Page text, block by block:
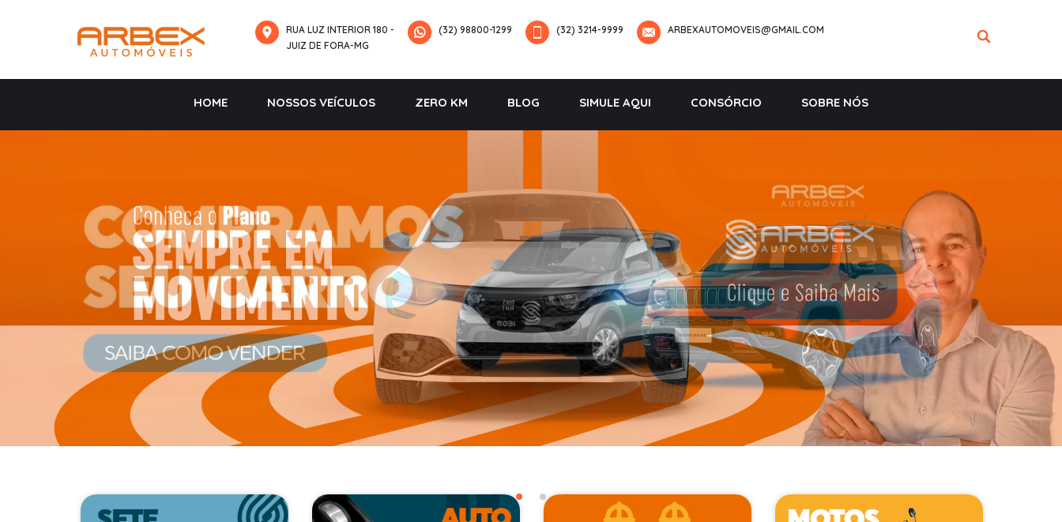
RUA LUZ INTERIOR 180 -
JUIZ DE FORA-MG
(32) 98800-1299 (32) 3214-9999 ARBEXAUTOMOVEIS@GMAIL.COM
HOME NOSSOS VEÍCULOS ZERO KM BLOG SIMULE AQUI CONSÓRCIO SOBRE NÓS